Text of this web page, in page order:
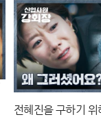
전혜진을 구하기 위